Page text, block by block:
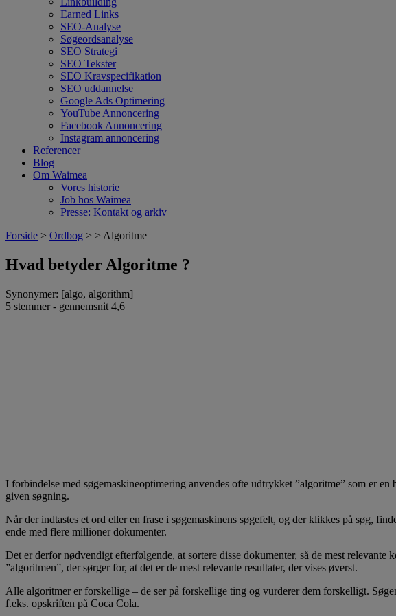
Earned Links
SEO-Analyse
Søgeordsanalyse
SEO Strategi
SEO Tekster
SEO Kravspecifikation
SEO uddannelse
Google Ads Optimering
YouTube Annoncering
Facebook Annoncering
Instagram annoncering
Referencer
Blog
Om Waimea
Vores historie
Job hos Waimea
Presse: Kontakt og arkiv
Forside > Ordbog > > Algoritme
Hvad betyder Algoritme ?
Synonymer: [algo, algorithm]
5 stemmer - gennemsnit 4,6
I forbindelse med søgemaskineoptimering anvendes ofte udtrykket ”algoritme” som er
given søgning.
Når der indtastes et ord eller en frase i søgemaskinens søgefelt, og der klikkes på søg,
ende med flere millioner dokumenter.
Det er derfor nødvendigt efterfølgende, at sortere disse dokumenter, så de mest
”algoritmen”, der sørger for, at det er de mest relevante resultater, der vises øverst.
Alle algoritmer er forskellige – de ser på forskellige ting og vurderer dem forskelligt.
f.eks. opskriften på Coca Cola.